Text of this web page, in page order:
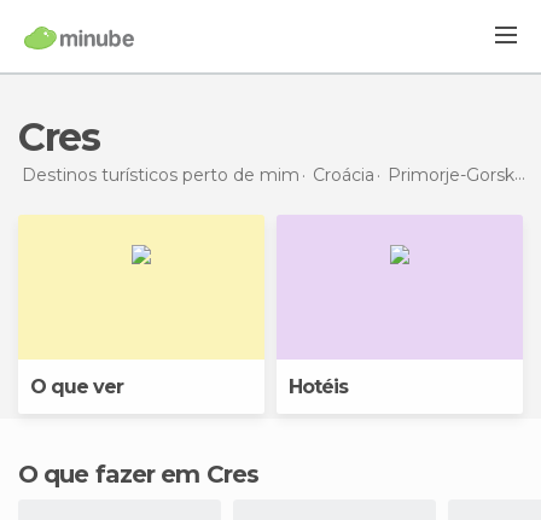
Cres
Destinos turísticos perto de mim Croácia Primorje-Gorski Kotar
O que ver Hotéis
O que fazer em Cres